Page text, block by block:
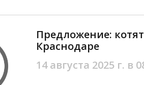
Предложение:
Краснодаре
14 августа 2025 г. в